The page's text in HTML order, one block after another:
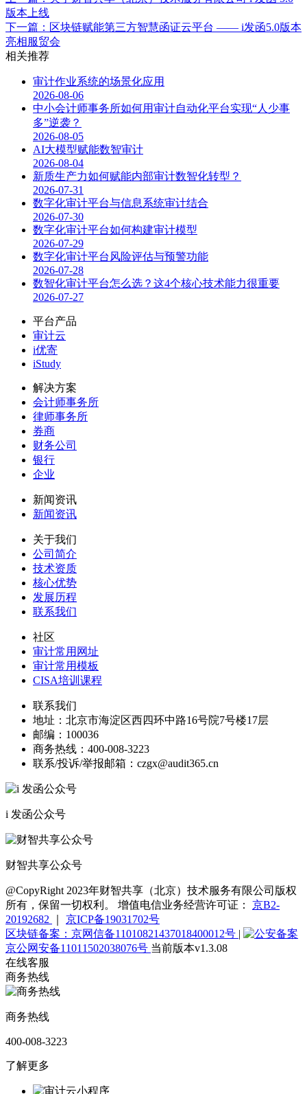
版本上线
下一篇：区块链赋能第三方智慧函证云平台 —— i发函5.0版本
亮相服贸会
相关推荐
审计作业系统的场景化应用
2026-08-06
中小会计师事务所如何用审计自动化平台实现“人少事
多”逆袭？
2026-08-05
AI大模型赋能数智审计
2026-08-04
新质生产力如何赋能内部审计数智化转型？
2026-07-31
数字化审计平台与信息系统审计结合
2026-07-30
数字化审计平台如何构建审计模型
2026-07-29
数字化审计平台风险评估与预警功能
2026-07-28
数智化审计平台怎么选？这4个核心技术能力很重要
2026-07-27
平台产品
审计云
i优寄
iStudy
解决方案
会计师事务所
律师事务所
券商
财务公司
银行
企业
新闻资讯
新闻资讯
关于我们
公司简介
技术资质
核心优势
发展历程
联系我们
社区
审计常用网址
审计常用模板
CISA培训课程
联系我们
地址： 北京市海淀区西四环中路16号院7号楼17层
邮编： 100036
商务热线： 400-008-3223
联系/投诉/举报邮箱： czgx@audit365.cn
i 发函公众号
财智共享公众号
@CopyRight 2023年财智共享（北京）技术服务有限公司版权
所有，保留一切权利。 增值电信业务经营许可证： 京B2-
20192682
京ICP备19031702号
区块链备案：京网信备11010821437018400012号 |
京公网安备11011502038076号 当前版本v1.3.08
在线客服
商务热线
商务热线
400-008-3223
了解更多